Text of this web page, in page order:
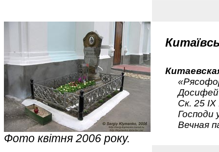
Фото квітня 2006 року.
Досифей
Ск. 25 IX
Господи
Вечная